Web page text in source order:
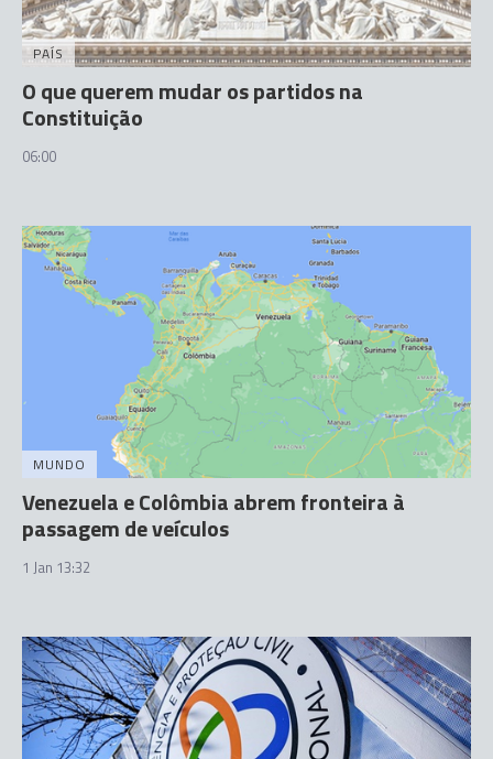
PAÍS
O que querem mudar os partidos na
Constituição
06:00
MUNDO
Venezuela e Colômbia abrem fronteira à
passagem de veículos
1 Jan 13:32